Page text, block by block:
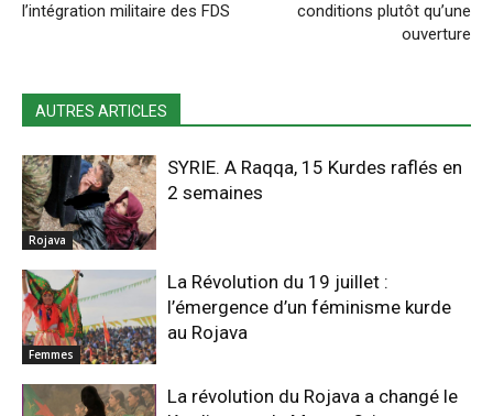
l’intégration militaire des FDS
conditions plutôt qu’une
ouverture
AUTRES ARTICLES
Rojava
SYRIE. A Raqqa, 15 Kurdes raflés en
2 semaines
Femmes
La Révolution du 19 juillet :
l’émergence d’un féminisme kurde
au Rojava
La révolution du Rojava a changé le